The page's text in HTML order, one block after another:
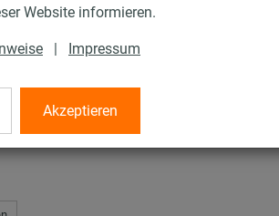
Website informieren.
| Impressum
Akzeptieren